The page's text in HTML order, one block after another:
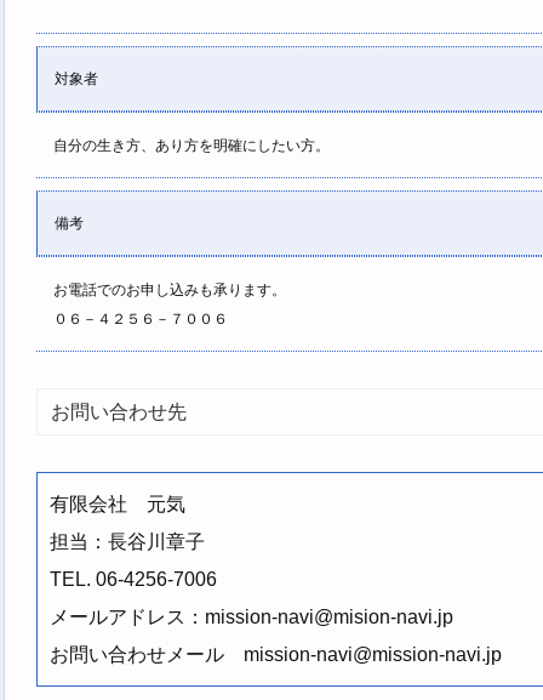
対象者
自分の生き方、あり方を明確にしたい方。
備考
お電話でのお申し込みも承ります。
０６－４２５６－７００６
お問い合わせ先
有限会社 元気
担当：長谷川章子
TEL. 06-4256-7006
メールアドレス：mission-navi@mision-navi.jp
お問い合わせメール mission-navi@mission-navi.jp